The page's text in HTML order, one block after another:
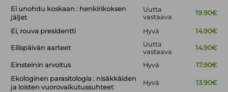
Ei unohdu koskaan : henkirikoksen
jäljet
Uutta
vastaava
19.90€
Ei, rouva presidentti Hyvä 14.90€
Eilispäivän aarteet
Uutta
vastaava
14.90€
Einsteinin arvoitus Hyvä
17.90€
Ekologinen parasitologia : nisäkkäiden
ja loisten vuorovaikutussuhteet
Hyvä 13.90€